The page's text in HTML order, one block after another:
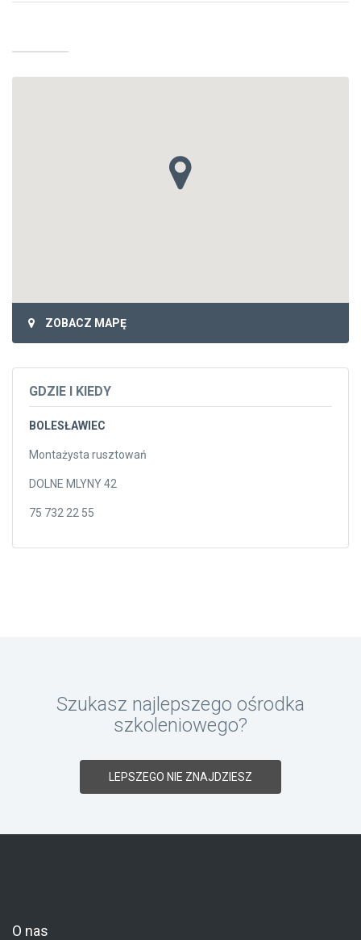
ZOBACZ MAPĘ
GDZIE I KIEDY
BOLESŁAWIEC
Montażysta rusztowań
DOLNE MLYNY 42
75 732 22 55
Szukasz najlepszego ośrodka
szkoleniowego?
LEPSZEGO NIE ZNAJDZIESZ
O nas